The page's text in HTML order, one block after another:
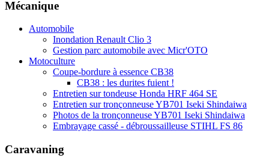
Mécanique
Automobile
Inondation Renault Clio 3
Gestion parc automobile avec Micr'OTO
Motoculture
Coupe-bordure à essence CB38
CB38 : les durites fuient !
Entretien sur tondeuse Honda HRF 464 SE
Entretien sur tronçonneuse YB701 Iseki Shindaiwa
Photos de la tronçonneuse YB701 Iseki Shindaiwa
Embrayage cassé - débroussailleuse STIHL FS 86
Caravaning